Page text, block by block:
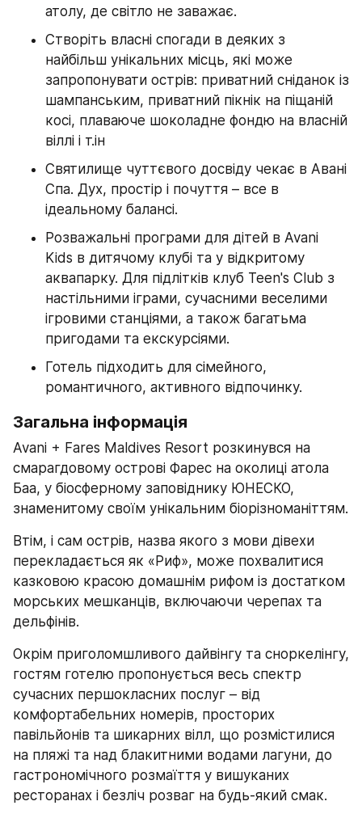
атолу, де світло не заважає.
Створіть власні спогади в деяких з
найбільш унікальних місць, які може
запропонувати острів: приватний сніданок із
шампанським, приватний пікнік на піщаній
косі, плаваюче шоколадне фондю на власній
віллі і т.ін
Святилище чуттєвого досвіду чекає в Авані
Спа. Дух, простір і почуття – все в
ідеальному балансі.
Розважальні програми для дітей в Avani
Kids в дитячому клубі та у відкритому
аквапарку. Для підлітків клуб Teen's Club з
настільними іграми, сучасними веселими
ігровими станціями, а також багатьма
пригодами та екскурсіями.
Готель підходить для сімейного,
романтичного, активного відпочинку.
Загальна інформація
Avani + Fares Maldives Resort розкинувся на
смарагдовому острові Фарес на околиці атола
Баа, у біосферному заповіднику ЮНЕСКО,
Втім, і сам острів, назва якого з мови дівехи
перекладається як «Риф», може похвалитися
казковою красою домашнім рифом із достатком
морських мешканців, включаючи черепах та
дельфінів.
Окрім приголомшливого дайвінгу та сноркелінгу,
гостям готелю пропонується весь спектр
сучасних першокласних послуг – від
комфортабельних номерів, просторих
павільйонів та шикарних вілл, що розмістилися
на пляжі та над блакитними водами лагуни, до
гастрономічного розмаїття у вишуканих
ресторанах і безліч розваг на будь-який смак.